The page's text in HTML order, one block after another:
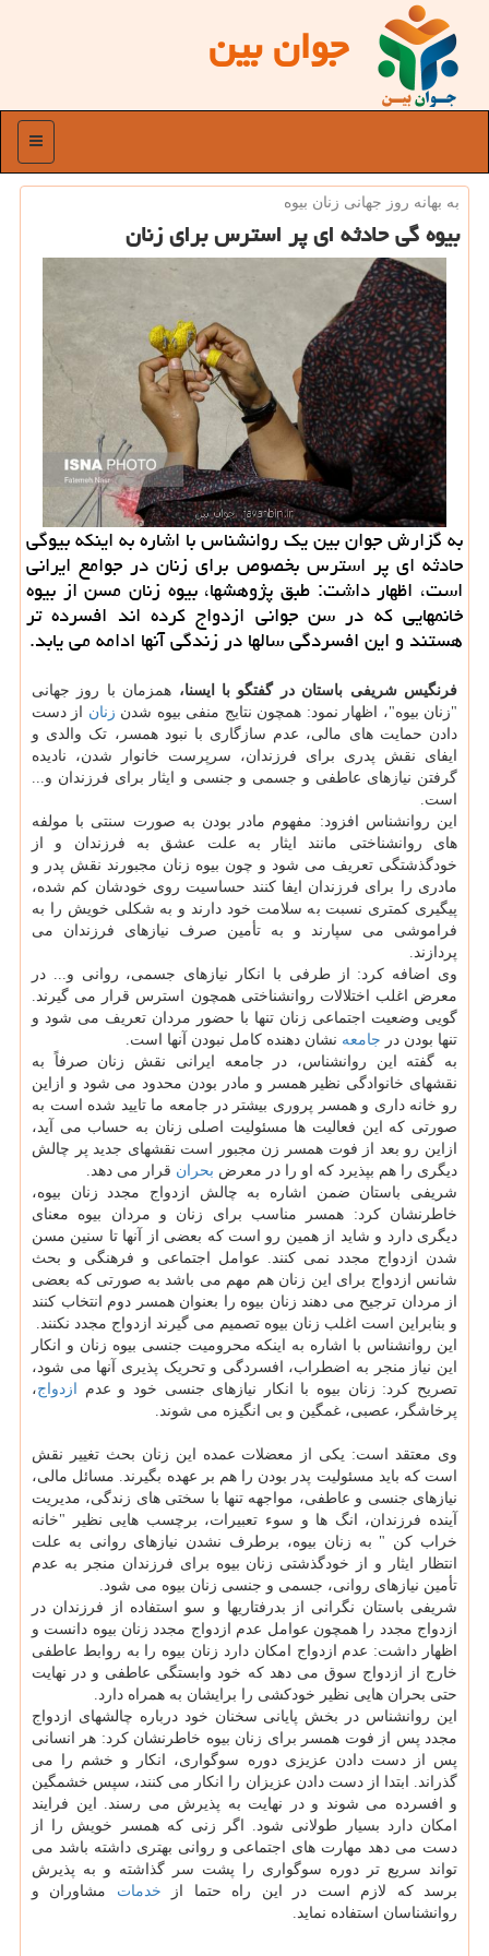
جوان بین
منو
به بهانه روز جهانی زنان بیوه
بیوه گی حادثه ای پر استرس برای زنان
به گزارش جوان بین یک روانشناس با اشاره به اینکه بیوگی
حادثه ای پر استرس بخصوص برای زنان در جوامع ایرانی
است، اظهار داشت: طبق پژوهشها، بیوه زنان مسن از بیوه
خانمهایی که در سن جوانی ازدواج کرده اند افسرده تر
هستند و این افسردگی سالها در زندگی آنها ادامه می یابد.
فرنگیس شریفی باستان در گفتگو با ایسنا، همزمان با روز جهانی
"زنان بیوه"، اظهار نمود: همچون نتایج منفی بیوه شدن زنان از دست
دادن حمایت های مالی، عدم سازگاری با نبود همسر، تک والدی و
ایفای نقش پدری برای فرزندان، سرپرست خانوار شدن، نادیده
گرفتن نیازهای عاطفی و جسمی و جنسی و ایثار برای فرزندان و...
است.
این روانشناس افزود: مفهوم مادر بودن به صورت سنتی با مولفه
های روانشناختی مانند ایثار به علت عشق به فرزندان و از
خودگذشتگی تعریف می شود و چون بیوه زنان مجبورند نقش پدر و
مادری را برای فرزندان ایفا کنند حساسیت روی خودشان کم شده،
پیگیری کمتری نسبت به سلامت خود دارند و به شکلی خویش را به
فراموشی می سپارند و به تأمین صرف نیازهای فرزندان می
پردازند.
وی اضافه کرد: از طرفی با انکار نیازهای جسمی، روانی و... در
معرض اغلب اختلالات روانشناختی همچون استرس قرار می گیرند.
گویی وضعیت اجتماعی زنان تنها با حضور مردان تعریف می شود و
تنها بودن در جامعه نشان دهنده کامل نبودن آنها است.
به گفته این روانشناس، در جامعه ایرانی نقش زنان صرفاً به
نقشهای خانوادگی نظیر همسر و مادر بودن محدود می شود و ازاین
رو خانه داری و همسر پروری بیشتر در جامعه ما تایید شده است به
صورتی که این فعالیت ها مسئولیت اصلی زنان به حساب می آید،
ازاین رو بعد از فوت همسر زن مجبور است نقشهای جدید پر چالش
دیگری را هم بپذیرد که او را در معرض بحران قرار می دهد.
شریفی باستان ضمن اشاره به چالش ازدواج مجدد زنان بیوه،
خاطرنشان کرد: همسر مناسب برای زنان و مردان بیوه معنای
دیگری دارد و شاید از همین رو است که بعضی از آنها تا سنین مسن
شدن ازدواج مجدد نمی کنند. عوامل اجتماعی و فرهنگی و بحث
شانس ازدواج برای این زنان هم مهم می باشد به صورتی که بعضی
از مردان ترجیح می دهند زنان بیوه را بعنوان همسر دوم انتخاب کنند
و بنابراین است اغلب زنان بیوه تصمیم می گیرند ازدواج مجدد نکنند.
این روانشناس با اشاره به اینکه محرومیت جنسی بیوه زنان و انکار
این نیاز منجر به اضطراب، افسردگی و تحریک پذیری آنها می شود،
تصریح کرد: زنان بیوه با انکار نیازهای جنسی خود و عدم ازدواج،
پرخاشگر، عصبی، غمگین و بی انگیزه می شوند.
وی معتقد است: یکی از معضلات عمده این زنان بحث تغییر نقش
است که باید مسئولیت پدر بودن را هم بر عهده بگیرند. مسائل مالی،
نیازهای جنسی و عاطفی، مواجهه تنها با سختی های زندگی، مدیریت
آینده فرزندان، انگ ها و سوء تعبیرات، برچسب هایی نظیر "خانه
خراب کن " به زنان بیوه، برطرف نشدن نیازهای روانی به علت
انتظار ایثار و از خودگذشتی زنان بیوه برای فرزندان منجر به عدم
تأمین نیازهای روانی، جسمی و جنسی زنان بیوه می شود.
شریفی باستان نگرانی از بدرفتاریها و سو استفاده از فرزندان در
ازدواج مجدد را همچون عوامل عدم ازدواج مجدد زنان بیوه دانست و
اظهار داشت: عدم ازدواج امکان دارد زنان بیوه را به روابط عاطفی
خارج از ازدواج سوق می دهد که خود وابستگی عاطفی و در نهایت
حتی بحران هایی نظیر خودکشی را برایشان به همراه دارد.
این روانشناس در بخش پایانی سخنان خود درباره چالشهای ازدواج
مجدد پس از فوت همسر برای زنان بیوه خاطرنشان کرد: هر انسانی
پس از دست دادن عزیزی دوره سوگواری، انکار و خشم را می
گذراند. ابتدا از دست دادن عزیزان را انکار می کنند، سپس خشمگین
و افسرده می شوند و در نهایت به پذیرش می رسند. این فرایند
امکان دارد بسیار طولانی شود. اگر زنی که همسر خویش را از
دست می دهد مهارت های اجتماعی و روانی بهتری داشته باشد می
تواند سریع تر دوره سوگواری را پشت سر گذاشته و به پذیرش
برسد که لازم است در این راه حتما از خدمات مشاوران و
روانشناسان استفاده نماید.